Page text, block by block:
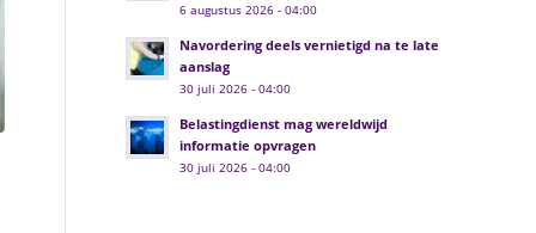
6 augustus 2026 - 04:00
Navordering deels vernietigd na te late
aanslag
30 juli 2026 - 04:00
Belastingdienst mag wereldwijd
informatie opvragen
30 juli 2026 - 04:00